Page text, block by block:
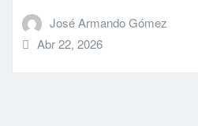
José Armando Gómez
Abr 22, 2026